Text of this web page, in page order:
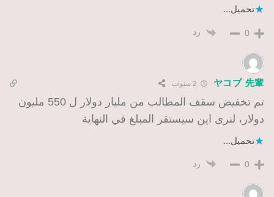
تحميل...
0 رد
ヤコブ 先輩 2 سنوات
تم تخفيض سقف المطالب من مليار دولار ل 550 مليون
دولار، لنرى اين سيستقر المبلغ في النهاية
تحميل...
0 رد